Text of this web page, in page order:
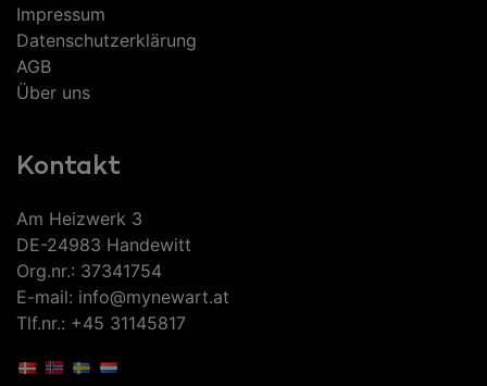
Impressum
Datenschutzerklärung
AGB
Über uns
Kontakt
Am Heizwerk 3
DE-24983 Handewitt
Org.nr.: 37341754
E-mail: info@mynewart.at
Tlf.nr.: +45 31145817